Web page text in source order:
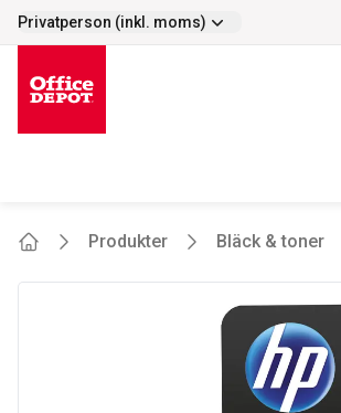
selector.vat
Privatperson (inkl. moms)
Produkter Bläck & toner